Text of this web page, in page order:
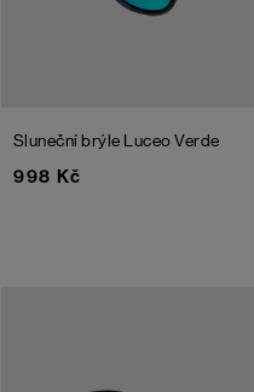
Sluneční brýle Luceo Verde
998 Kč